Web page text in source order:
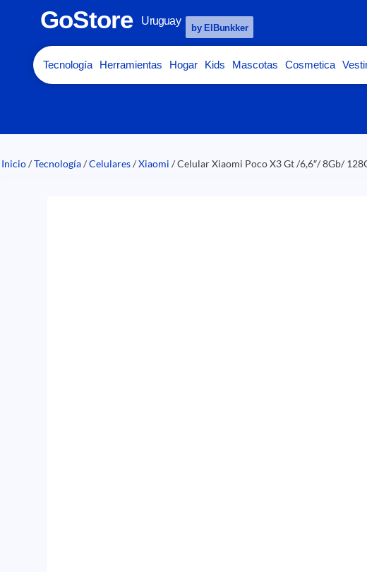
GoStore Uruguay
by ElBunkker
Tecnología Herramientas Hogar Kids Mascotas Cosmetica
Inicio/Tecnología/Celulares/Xiaomi / Celular Xiaomi Poco X3 Gt /6,6″/ 8Gb/